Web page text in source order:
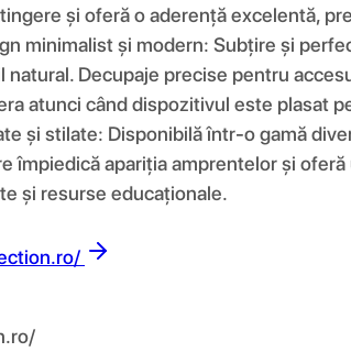
și oferă o aderență excelentă,
minimalist și modern: Subțire și
natural. Decupaje precise pentru
atunci când dispozitivul este plasat
și stilate: Disponibilă într-o gamă
împiedică apariția amprentelor și
și resurse educaționale.